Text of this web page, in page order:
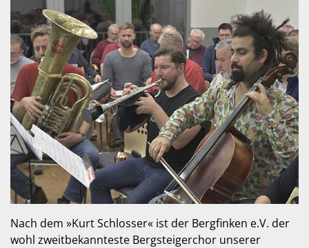
Nach dem »Kurt Schlosser« ist der Bergfinken e.V. der
wohl zweitbekannteste Bergsteigerchor unserer